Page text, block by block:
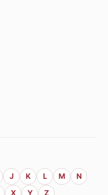
J K L M
N
X Y Z